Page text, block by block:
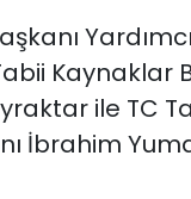
Kaynaklar
ile TC
İbrahim